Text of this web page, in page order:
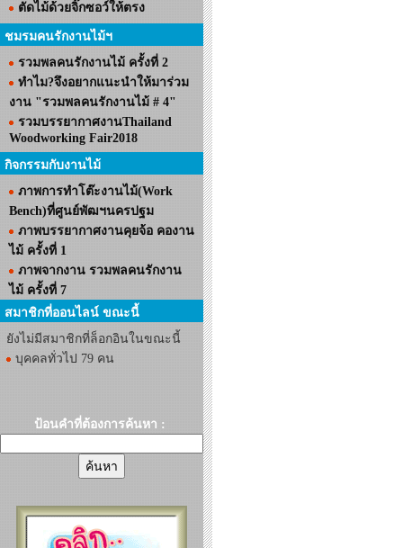
ตัดไม้ด้วยจิ๊กซอว์ให้ตรง
ชมรมคนรักงานไม้ฯ
รวมพลคนรักงานไม้ ครั้งที่ 2
ทำไม?จึงอยากแนะนำให้มาร่วม
งาน "รวมพลคนรักงานไม้ # 4"
รวมบรรยากาศงานThailand
Woodworking Fair2018
กิจกรรมกับงานไม้
ภาพการทำโต๊ะงานไม้(Work
Bench)ที่ศูนย์พัฒฯนครปฐม
ภาพบรรยากาศงานคุยจ้อ คองาน
ไม้ ครั้งที่ 1
ภาพจากงาน รวมพลคนรักงาน
ไม้ ครั้งที่ 7
สมาชิกที่ออนไลน์ ขณะนี้
ยังไม่มีสมาชิกที่ล็อกอินในขณะนี้
บุคคลทั่วไป 79 คน
ป้อนคำที่ต้องการค้นหา :